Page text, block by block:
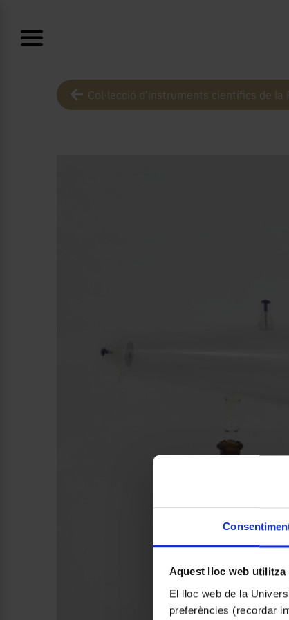
Aquest lloc web utilitza
El lloc web de la
preferències (recordar
Col·lecció d’instruments científics de la